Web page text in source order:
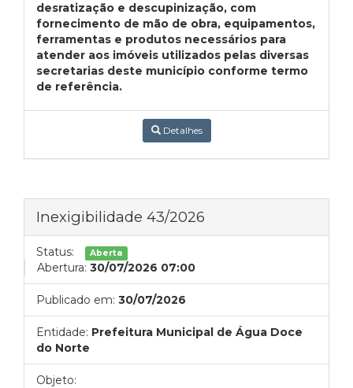
desratização e descupinização, com
fornecimento de mão de obra, equipamentos,
ferramentas e produtos necessários para
atender aos imóveis utilizados pelas diversas
secretarias deste município conforme termo
de referência.
Detalhes
Inexigibilidade 43/2026
Status: Aberta
Abertura: 30/07/2026 07:00
Publicado em: 30/07/2026
Entidade: Prefeitura Municipal de Água Doce
do Norte
Objeto: